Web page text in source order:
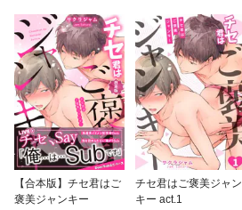
【合本版】チセ君はご
褒美ジャンキー
チセ君はご褒美ジャン
キー act.1